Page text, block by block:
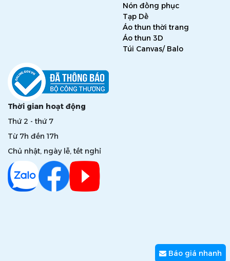
Nón đồng phục
Tạp Dề
Áo thun thời trang
Áo thun 3D
Túi Canvas/ Balo
Thời gian hoạt động
Thứ 2 - thứ 7
Từ 7h đến 17h
Chủ nhật, ngày lễ, tết nghỉ
Báo giá nhanh